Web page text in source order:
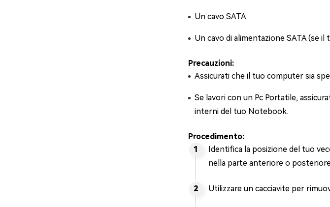
Un cavo SATA.
Un cavo di alimentazione SATA (se il
Precauzioni:
Assicurati che il tuo computer sia
Se lavori con un Pc Portatile,
interni del tuo Notebook.
Procedimento:
Identifica la posizione del tuo
nella parte anteriore o
Utilizzare un cacciavite per